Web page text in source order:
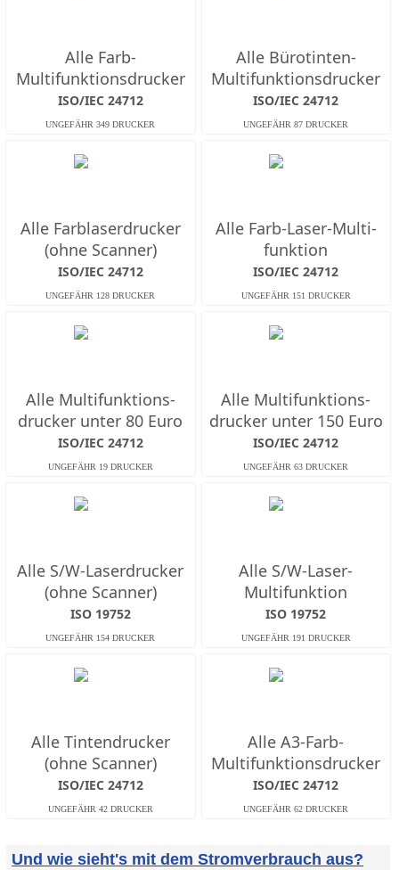
Alle Farb-
Multifunktions­drucker
ISO/IEC 24712
Alle Bürotinten-
Multifunktions­drucker
ISO/IEC 24712
Alle Farb­laserdrucker
(ohne Scanner)
ISO/IEC 24712
Alle Farb-Laser-Multi­
funktion
ISO/IEC 24712
Alle Multifunktions­
drucker unter 80 Euro
ISO/IEC 24712
Alle Multifunktions­
drucker unter 150 Euro
ISO/IEC 24712
Alle S/W-Laserdrucker
(ohne Scanner)
ISO 19752
Alle S/W-Laser-
Multifunktion
ISO 19752
Alle Tintendrucker
(ohne Scanner)
ISO/IEC 24712
Alle A3-Farb-
Multifunktionsdrucker
ISO/IEC 24712
Und wie sieht's mit dem Stromverbrauch aus?